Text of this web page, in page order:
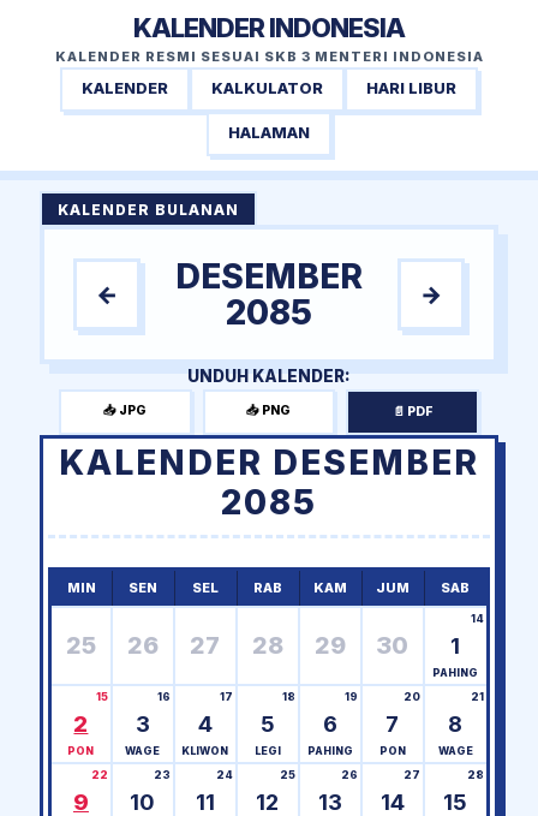
KALENDER INDONESIA
KALENDER RESMI SESUAI SKB 3 MENTERI INDONESIA
KALENDER KALKULATOR HARI LIBUR
HALAMAN
KALENDER BULANAN
←
DESEMBER
2085
→
UNDUH KALENDER:
📥 JPG 📥 PNG 📄 PDF
KALENDER DESEMBER
2085
MIN SEN SEL RAB KAM JUM SAB
25 26 27 28 29 30 1
14
PAHING
2
15
PON
3
16
WAGE
4
17
KLIWON
5
18
LEGI
6
19
PAHING
7
20
PON
8
21
WAGE
9
22
10
23
11
24
12
25
13
26
14
27
15
28